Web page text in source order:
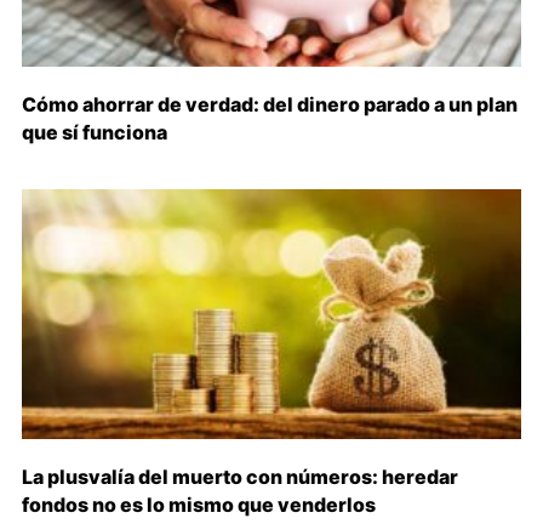
Cómo ahorrar de verdad: del dinero parado a un plan
que sí funciona
La plusvalía del muerto con números: heredar
fondos no es lo mismo que venderlos